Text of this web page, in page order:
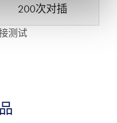
200次对插
测试